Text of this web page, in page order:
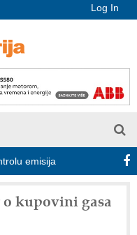
Log In
Proizvodnja
kupovini gasa